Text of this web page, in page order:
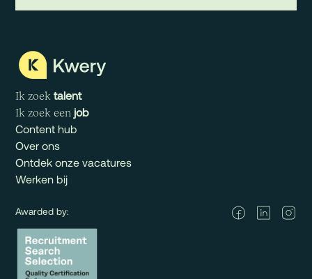
Ik zoek talent
Ik zoek een job
Content hub
Over ons
Ontdek onze vacatures
Werken bij
Awarded by: